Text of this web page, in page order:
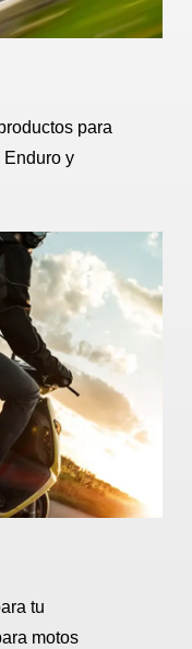
para
Enduro y
tu
motos